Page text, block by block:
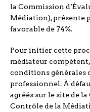
la Commission
Médiation), présente
favorable de 74%.
Pour initier cette
médiateur
conditions générales
professionnel. À
agréés sur le site de
Contrôle de la